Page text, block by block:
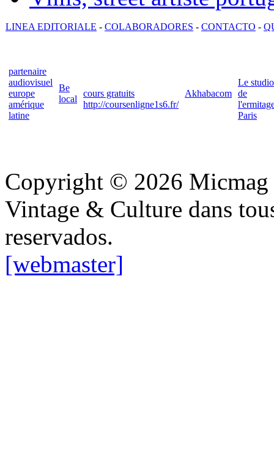
LINEA EDITORIALE - COLABORADORES - CONTACTO -
partenaire
audiovisuel
europe
amérique
latine
Be
local
cours gratuits
http://coursenligne1s6.fr/
Akhabacom
Le studio
de
Paris
Copyright © 2026 Micmag
Vintage & Culture dans
reservados.
[webmaster]